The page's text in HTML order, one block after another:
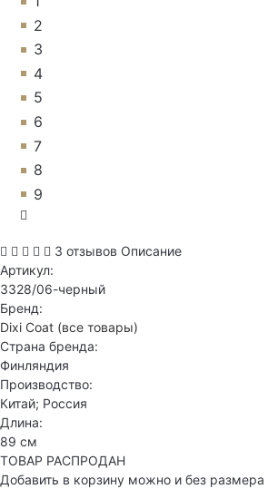
2
3
4
5
6
7
8
9
3 отзывов Описание
Артикул:
3328/06-черный
Бренд:
Dixi Coat (все товары)
Страна бренда:
Финляндия
Производство:
Китай; Россия
Длина:
89 см
ТОВАР РАСПРОДАН
Добавить в корзину можно и без размера